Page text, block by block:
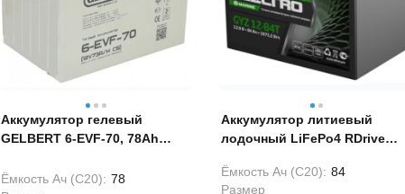
Аккумулятор гелевый
GELBERT 6-EVF-70, 78Ah
Ёмкость Ач (С20): 78
Аккумулятор литиевый
лодочный LiFePo4 RDrive
84Ah 12V
Ёмкость Ач (С20): 84
Размер